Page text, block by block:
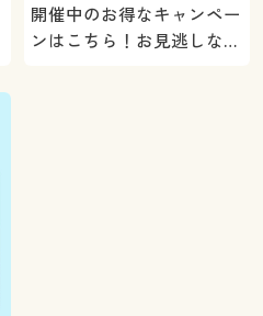
開催中のお得なキャンペー
ンはこちら！お見逃しな